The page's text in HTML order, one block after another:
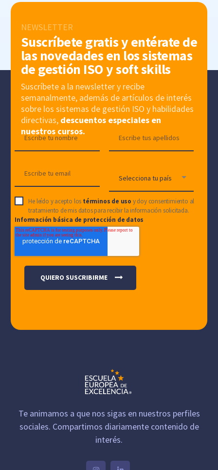
NEWSLETTER
Suscríbete gratis y entérate de
las novedades en los sistemas
de gestión ISO y soft skills
Suscríbete a la newsletter y recibe
semanalmente, además de artículos de interés
sobre los sistemas de gestión ISO y habilidades
directivas, descuentos especiales en
nuestros cursos.
He leído y acepto los términos de uso y doy consentimiento al
tratamiento de mis datos para recibir la información solicitada.
Información básica de protección de datos
Te animamos a que nos sigas en nuestros perfiles
sociales. Compartimos diariamente contenido de
interés.